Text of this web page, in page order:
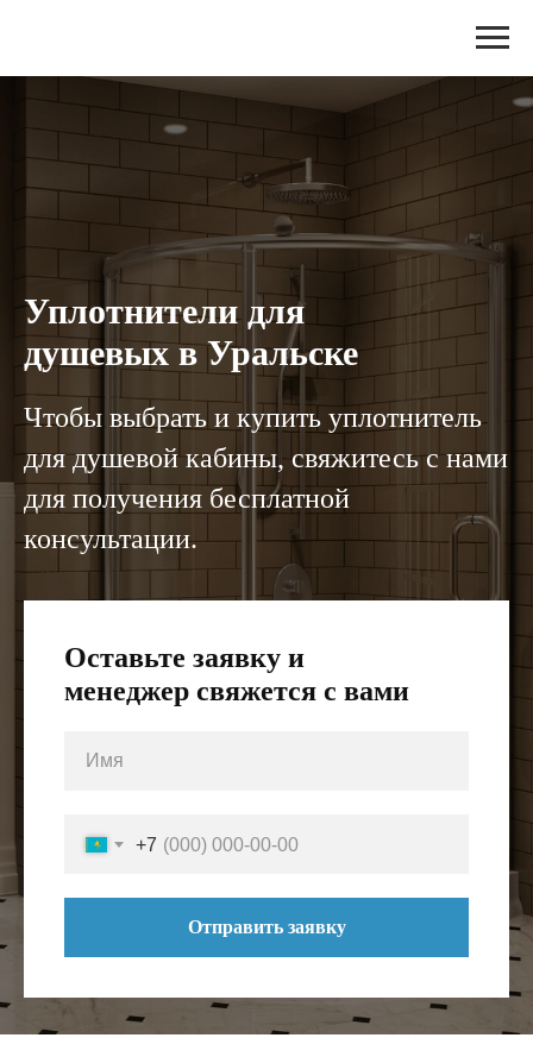
Уплотнители для
душевых в Уральске
Чтобы выбрать и купить уплотнитель
для душевой кабины, свяжитесь с нами
для получения бесплатной
консультации.
Оставьте заявку и
менеджер свяжется с вами
+7
Отправить заявку